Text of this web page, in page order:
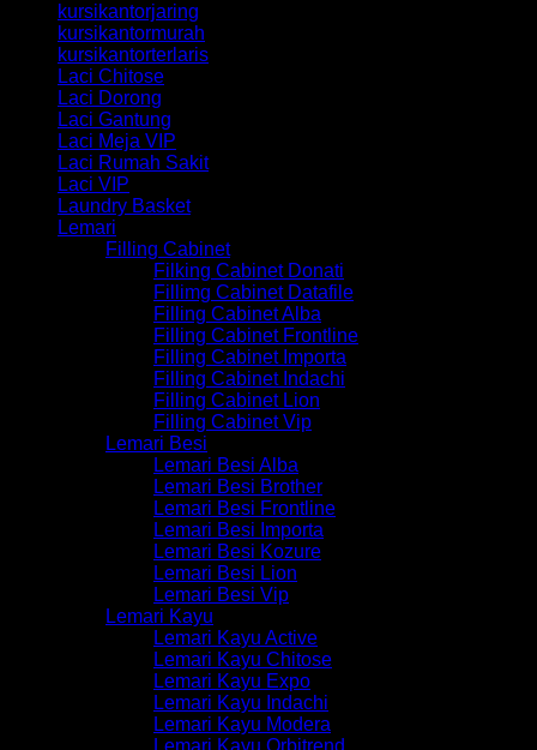
kursikantorjaring
kursikantormurah
kursikantorterlaris
Laci Chitose
Laci Dorong
Laci Gantung
Laci Meja VIP
Laci Rumah Sakit
Laci VIP
Laundry Basket
Lemari
Filling Cabinet
Filking Cabinet Donati
Fillimg Cabinet Datafile
Filling Cabinet Alba
Filling Cabinet Frontline
Filling Cabinet Importa
Filling Cabinet Indachi
Filling Cabinet Lion
Filling Cabinet Vip
Lemari Besi
Lemari Besi Alba
Lemari Besi Brother
Lemari Besi Frontline
Lemari Besi Importa
Lemari Besi Kozure
Lemari Besi Lion
Lemari Besi Vip
Lemari Kayu
Lemari Kayu Active
Lemari Kayu Chitose
Lemari Kayu Expo
Lemari Kayu Indachi
Lemari Kayu Modera
Lemari Kayu Orbitrend